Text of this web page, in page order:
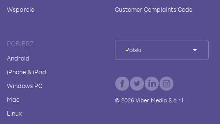
Wsparcie
Customer Complaints Code
POBIERZ
Android
iPhone & iPad
Windows PC
Mac
Linux
Polski
© 2026Viber Media S.à r.l.